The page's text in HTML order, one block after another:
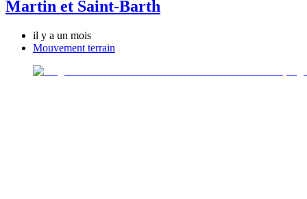
Martin et Saint-Barth
il y a un mois
Mouvement terrain